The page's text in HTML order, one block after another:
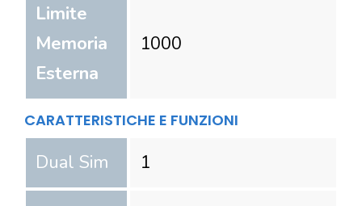
Limite
Memoria
Esterna
1000
CARATTERISTICHE E FUNZIONI
Dual Sim 1